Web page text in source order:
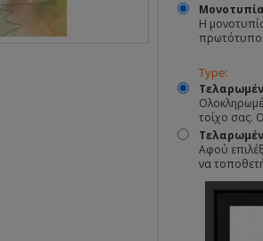
Μονοτυπία
Η
Type:
τοίχο σας.
Αφού
να